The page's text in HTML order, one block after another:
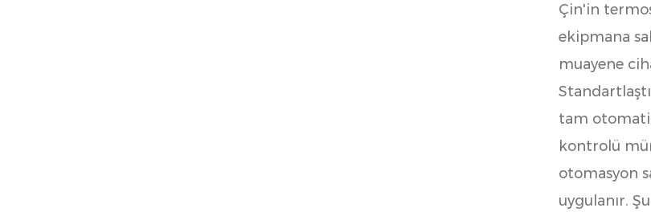
Çin'in
ekipmana
muayene
tam
kontrolü
otomasyon
uygulanır.